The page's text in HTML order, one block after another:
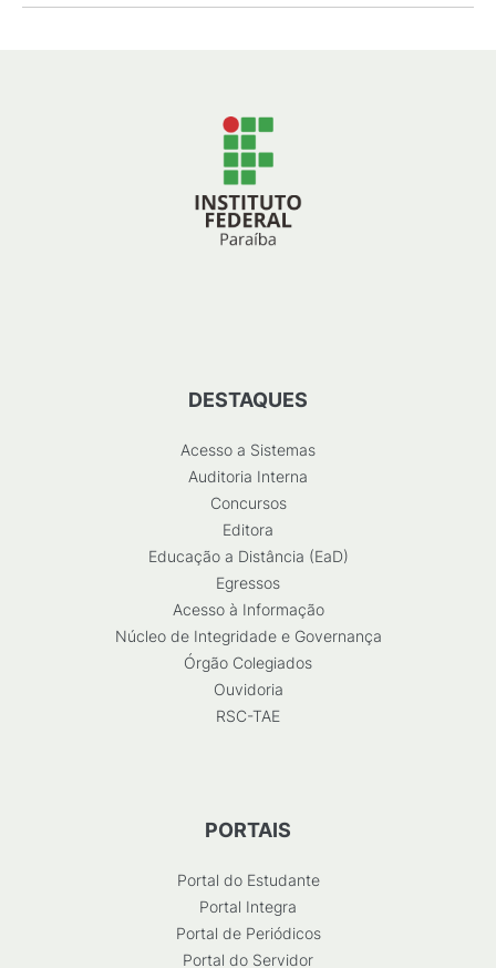
DESTAQUES
Acesso a Sistemas
Auditoria Interna
Concursos
Editora
Educação a Distância (EaD)
Egressos
Acesso à Informação
Núcleo de Integridade e Governança
Órgão Colegiados
Ouvidoria
RSC-TAE
PORTAIS
Portal do Estudante
Portal Integra
Portal de Periódicos
Portal do Servidor